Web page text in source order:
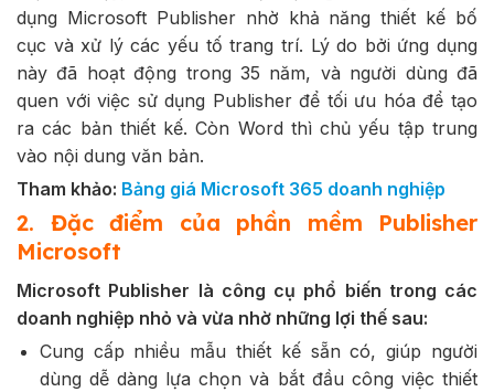
dụng Microsoft Publisher nhờ khả năng thiết kế bố
cục và xử lý các yếu tố trang trí. Lý do bởi ứng dụng
này đã hoạt động trong 35 năm, và người dùng đã
quen với việc sử dụng Publisher để tối ưu hóa để tạo
ra các bản thiết kế. Còn Word thì chủ yếu tập trung
vào nội dung văn bản.
Tham khảo: Bảng giá Microsoft 365 doanh nghiệp
2. Đặc điểm của phần mềm Publisher
Microsoft
Microsoft Publisher là công cụ phổ biến trong các
doanh nghiệp nhỏ và vừa nhờ những lợi thế sau:
Cung cấp nhiều mẫu thiết kế sẵn có, giúp người
dùng dễ dàng lựa chọn và bắt đầu công việc thiết